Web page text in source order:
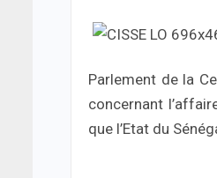
Parlement de la
concernant
que l’Etat du